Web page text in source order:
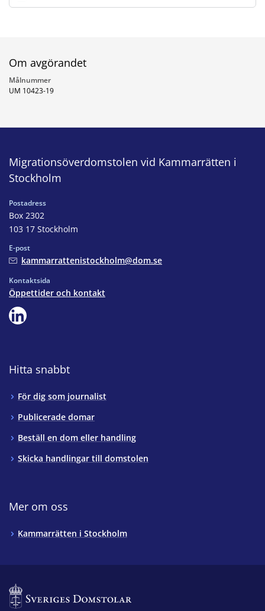
Om avgörandet
Målnummer
UM 10423-19
Migrationsöverdomstolen vid Kammarrätten i
Stockholm
Postadress
Box 2302
103 17 Stockholm
E-post
kammarrattenistockholm@dom.se
Kontaktsida
Öppettider och kontakt
Hitta snabbt
För dig som journalist
Publicerade domar
Beställ en dom eller handling
Skicka handlingar till domstolen
Mer om oss
Kammarrätten i Stockholm